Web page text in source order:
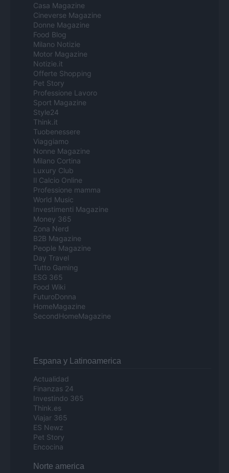
Casa Magazine
Cineverse Magazine
Donne Magazine
Food Blog
Milano Notizie
Motor Magazine
Notizie.it
Offerte Shopping
Pet Story
Professione Lavoro
Sport Magazine
Style24
Think.it
Tuobenessere
Viaggiamo
Nonne Magazine
Milano Cortina
Luxury Club
Il Calcio Online
Professione mamma
World Music
Investimenti Magazine
Money 365
Zona Nerd
B2B Magazine
People Magazine
Day Travel
Tutto Gaming
ESG 365
Food Wiki
FuturoDonna
HomeMagazine
SecondHomeMagazine
Espana y Latinoamerica
Actualidad
Finanzas 24
Investindo 365
Think.es
Viajar 365
ES Newz
Pet Story
Encocina
Norte america